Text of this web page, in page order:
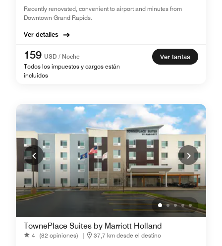
Recently renovated, convenient to airport and minutes from
Downtown Grand Rapids.
Ver detalles
159 USD / Noche
Todos los impuestos y cargos están
incluidos
Ver tarifas
TownePlace Suites by Marriott Holland
4 (82 opiniones) | 37,7 km desde el destino